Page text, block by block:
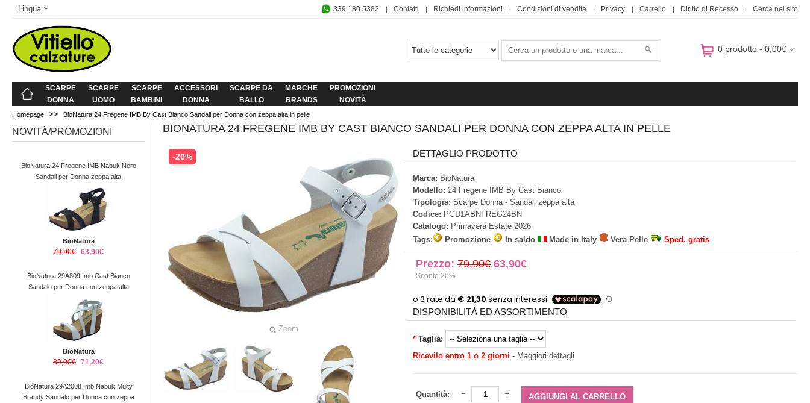
Lingua 339.180 5382 Contatti Richiedi informazioni Condizioni di vendita Privacy Carrello Diritto di Recesso Cerca nel sito
0 prodotto - 0,00€
SCARPE
DONNA
SCARPE
UOMO
SCARPE
BAMBINI
ACCESSORI
DONNA
SCARPE DA
BALLO
MARCHE
BRANDS
PROMOZIONI
NOVITÀ
Homepage >> BioNatura 24 Fregene IMB By Cast Bianco Sandali per Donna con zeppa alta in pelle
NOVITÀ/PROMOZIONI
BioNatura 24 Fregene IMB Nabuk Nero
Sandali per Donna zeppa alta
BioNatura
79,90€ 63,90€
BioNatura 29A809 Imb Cast Bianco
Sandalo per Donna con zeppa alta
BioNatura
89,00€ 71,20€
BioNatura 29A2008 Imb Nabuk Multy
Brandy Sandalo per Donna con zeppa
BIONATURA 24 FREGENE IMB BY CAST BIANCO SANDALI PER DONNA CON ZEPPA ALTA IN PELLE
Zoom
-20% DETTAGLIO PRODOTTO
Marca: BioNatura
Modello: 24 Fregene IMB By Cast Bianco
Tipologia: Scarpe Donna - Sandali zeppa alta
Codice: PGD1ABNFREG24BN
Catalogo: Primavera Estate 2026
Tags:
Promozione In saldo Made in Italy Vera Pelle Sped. gratis
Prezzo: 79,90€ 63,90€
Sconto 20%
DISPONIBILITÀ ED ASSORTIMENTO
* Taglia:
Ricevilo entro 1 o 2 giorni - Maggiori dettagli
Quantità: